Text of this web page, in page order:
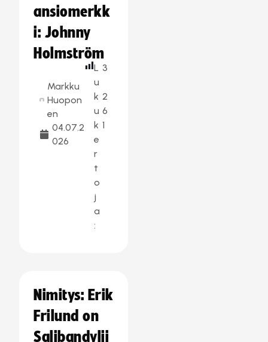
ansiomerkk
i: Johnny
Holmström
Markku
Huopon
en
04.07.2
026
L
u
k
u
k
e
r
t
o
j
a
:
3
2
6
1
Nimitys: Erik
Frilund on
Salibandylii